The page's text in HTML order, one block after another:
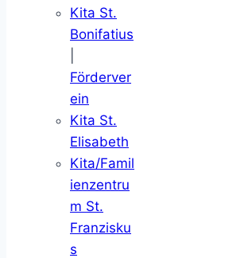
Kita St.
Bonifatius
Förderver
ein
Kita St.
Elisabeth
Kita/Famil
ienzentru
m St.
Franzisku
s